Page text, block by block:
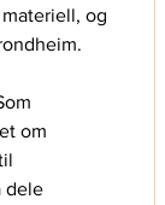
og
om
dele